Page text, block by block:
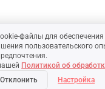
файлы для
пользовательского
Политикой об
Отклонить Настройка